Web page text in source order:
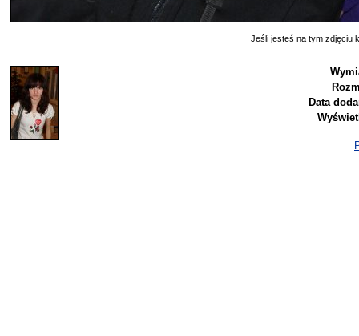
Jeśli jesteś na tym zdjęciu
Data